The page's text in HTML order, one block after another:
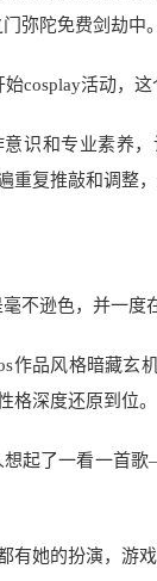
弥陀免费剑劫中。
始cosplay活动，
识和专业素养
重复推敲和调整
不逊色，并一
作品风格暗藏
格深度还原到位。
想起了一看一首
有她的扮演，游